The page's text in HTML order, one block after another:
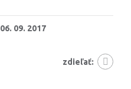
06. 09. 2017
zdieľať: